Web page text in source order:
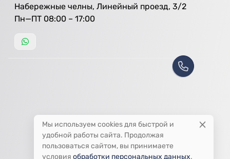
Набережные челны, Линейный проезд, 3/2
Пн—ПТ 08:00 – 17:00
Мы используем cookies для быстрой и
удобной работы сайта. Продолжая
пользоваться сайтом, вы принимаете
условия обработки персональных данных.